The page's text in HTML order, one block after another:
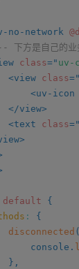
no-network
下方是自己的
class=" uv-
<view class="
<uv-icon
</view>
<text class="
>
default
{
:
{
disconnected (
				console
.
} ,